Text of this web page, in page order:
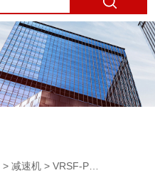
>减速机 > VRSF-PB-5C-400SHIMPO新宝 行星减速机